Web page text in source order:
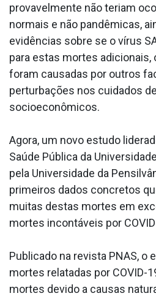
provavelmente não teriam
normais e não pandêmicas,
evidências sobre se o vírus
para estas mortes
foram causadas por outros
perturbações nos cuidados
socioeconômicos.
Agora, um novo estudo
Saúde Pública da
pela Universidade da
primeiros dados concretos
muitas destas mortes em
mortes incontáveis por
Publicado na revista PNAS, o
mortes relatadas por COVID-
mortes devido a causas